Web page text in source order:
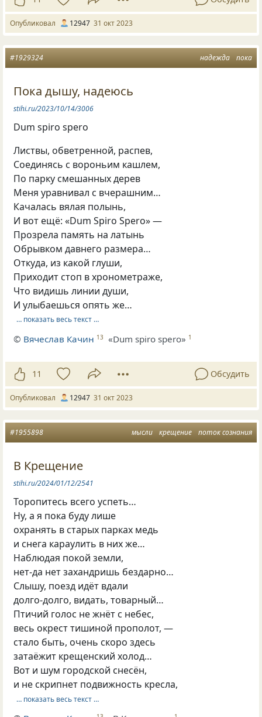
Опубликовал 12947 31 окт 2023
надежда пока
#1929324
Пока дышу, надеюсь
stihi.ru/2023/10/14/3006
Dum spiro spero
Листвы, обветренной, распев,
Соединясь с вороньим кашлем,
По парку смешанных дерев
Меня уравнивал с вчерашним…
Качалась вялая полынь,
И вот ещё: «Dum Spiro Spero» —
Прозрела память на латынь
Обрывком давнего размера…
Откуда, из какой глуши,
Приходит стоп в хронометраже,
Что видишь линии души,
И улыбаешься опять же…
… показать весь текст …
© Вячеслав Качин 13 «Dum spiro spero» 1
11 Обсудить
Опубликовал 12947 31 окт 2023
мысли крещение поток сознания
#1955898
В Крещение
stihi.ru/2024/01/12/2541
Торопитесь всего успеть…
Ну, а я пока буду лише
охранять в старых парках медь
и снега караулить в них же…
Наблюдая покой земли,
нет-да нет захандришь бездарно…
Слышу, поезд идёт вдали
долго-долго, видать, товарный…
Птичий голос не жнёт с небес,
весь окрест тишиной прополот, —
стало быть, очень скоро здесь
затаёжит крещенский холод…
Вот и шум городской снесён,
и не скрипнет подвижность кресла,
… показать весь текст …